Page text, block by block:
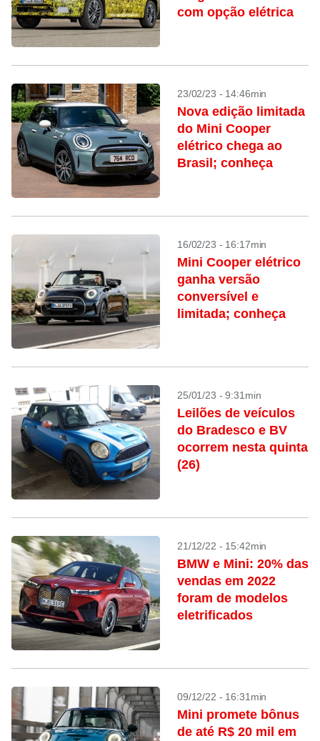
com opção elétrica
23/02/23 - 14:46min
Nova edição limitada
do Mini Cooper
elétrico chega ao
Brasil; conheça
16/02/23 - 16:17min
Mini Cooper elétrico
ganha versão
conversível e
limitada; conheça
25/01/23 - 9:31min
Leilões de veículos
do Bradesco e BV
ocorrem nesta quinta
(26)
21/12/22 - 15:42min
BMW e Mini: 20% das
vendas em 2022
foram de modelos
eletrificados
09/12/22 - 16:31min
Mini promete bônus
de até R$ 20 mil em